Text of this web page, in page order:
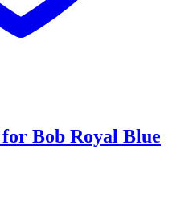
Bob Royal Blue